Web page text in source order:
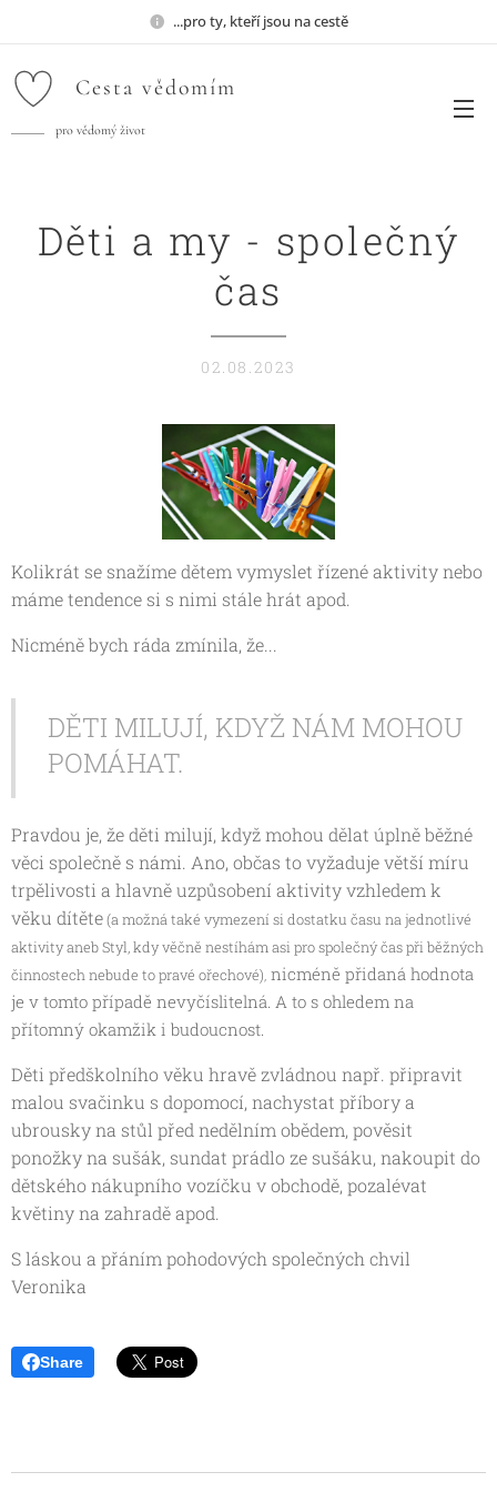
...pro ty, kteří jsou na cestě
Cesta vědomím
pro vědomý život
Děti a my - společný
čas
02.08.2023
Kolikrát se snažíme dětem vymyslet řízené aktivity nebo
máme tendence si s nimi stále hrát apod.
Nicméně bych ráda zmínila, že...
DĚTI MILUJÍ, KDYŽ NÁM MOHOU
POMÁHAT.
Pravdou je, že děti milují, když mohou dělat úplně běžné
věci společně s námi. Ano, občas to vyžaduje větší míru
trpělivosti a hlavně uzpůsobení aktivity vzhledem k
věku dítěte(a možná také vymezení si dostatku času na jednotlivé
aktivity aneb Styl, kdy věčně nestíhám asi pro společný čas při běžných
činnostech nebude to pravé ořechové) nicméně přidaná hodnota
je v tomto případě nevyčíslitelná. A to s ohledem na
přítomný okamžik i budoucnost.
Děti předškolního věku hravě zvládnou např. připravit
malou svačinku s dopomocí, nachystat příbory a
ubrousky na stůl před nedělním obědem, pověsit
ponožky na sušák, sundat prádlo ze sušáku, nakoupit do
dětského nákupního vozíčku v obchodě, pozalévat
květiny na zahradě apod.
S láskou a přáním pohodových společných chvil
Veronika
Share